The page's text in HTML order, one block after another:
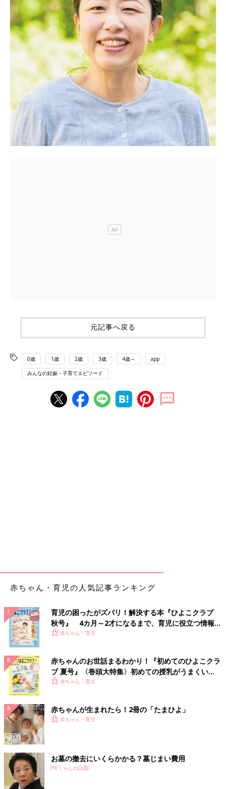
元記事へ戻る
0歳 1歳 2歳 3歳 4歳～ app
みんなの妊娠・子育てエピソード
赤ちゃん・育児の人気記事ランキング
育児の困ったがズバリ！解決する本『ひよこクラブ
秋号』 4カ月～2才になるまで、育児に役立つ情報が
いっぱい！
赤ちゃん・育児
赤ちゃんのお世話まるわかり！『初めてのひよこクラ
ブ 夏号』〈巻頭大特集〉初めての授乳がうまくい
く！ おっぱい・ミルクの基本と夏のトラブル 解決テ
赤ちゃん・育児
赤ちゃんが生まれたら！2冊の「たまひよ」
赤ちゃん・育児
お墓の撤去にいくらかかる？墓じまい費用
PR(くらしの話題)